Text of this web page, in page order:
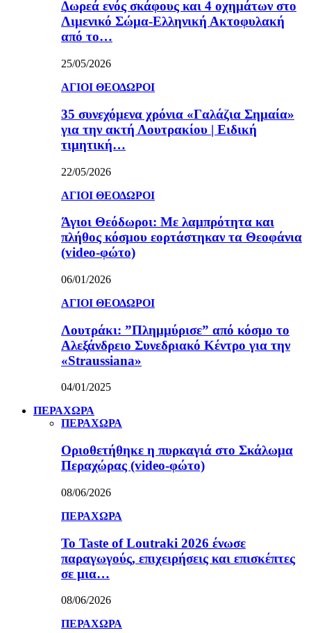
Δωρεά ενός σκάφους και 4 οχημάτων στο
Λιμενικό Σώμα-Ελληνική Ακτοφυλακή
από το…
25/05/2026
ΑΓΙΟΙ ΘΕΟΔΩΡΟΙ
35 συνεχόμενα χρόνια «Γαλάζια Σημαία»
για την ακτή Λουτρακίου | Ειδική
τιμητική…
22/05/2026
ΑΓΙΟΙ ΘΕΟΔΩΡΟΙ
Άγιοι Θεόδωροι: Με λαμπρότητα και
πλήθος κόσμου εορτάστηκαν τα Θεοφάνια
(video-φώτο)
06/01/2026
ΑΓΙΟΙ ΘΕΟΔΩΡΟΙ
Λουτράκι: ”Πλημμύρισε” από κόσμο το
Αλεξάνδρειο Συνεδριακό Κέντρο για την
«Straussiana»
04/01/2025
ΠΕΡΑΧΩΡΑ
ΠΕΡΑΧΩΡΑ
Οριοθετήθηκε η πυρκαγιά στο Σκάλωμα
Περαχώρας (video-φώτο)
08/06/2026
ΠΕΡΑΧΩΡΑ
Το Taste of Loutraki 2026 ένωσε
παραγωγούς, επιχειρήσεις και επισκέπτες
σε μια…
08/06/2026
ΠΕΡΑΧΩΡΑ